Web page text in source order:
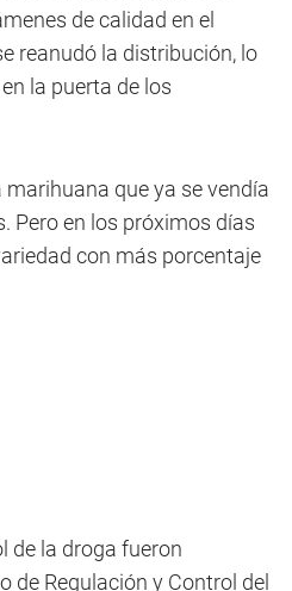
de calidad en el
reanudó la distribución, lo
la puerta de los
que ya se vendía
Pero en los próximos días
con más porcentaje
de la droga fueron
de Regulación y Control del